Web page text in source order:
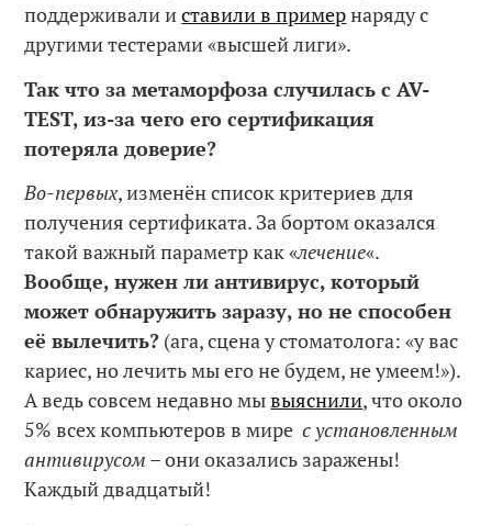
поддерживали иставили в примернаряду с
другими тестерами «высшей лиги».
Так что за метаморфоза случилась с AV-
TEST, из-за чего его сертификация
потеряла доверие?
Во-первых, изменён список критериев для
получения сертификата. За бортом оказался
такой важный параметр как «лечение«.
Вообще, нужен ли антивирус, который
может обнаружить заразу, но не способен
её вылечить? (ага, сцена у стоматолога: «у вас
кариес, но лечить мы его не будем, не умеем!»).
А ведь совсем недавно мывыяснили, что около
5% всех компьютеров в мирес установленным
антивирусом – они оказались заражены!
Каждый двадцатый!